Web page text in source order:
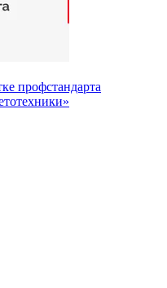
профстандарта